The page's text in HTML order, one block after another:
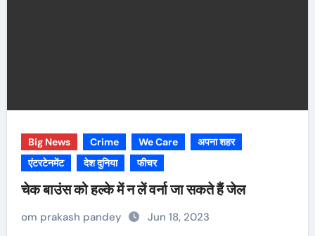
Big News Crime We Care
अपना शहर
एंटरटेनमेंट
देश दुनिया फीचर
चेक बाउंस को हल्के में न लें वर्ना जा सकते हैं जेल
om prakash pandey Jun 18, 2023